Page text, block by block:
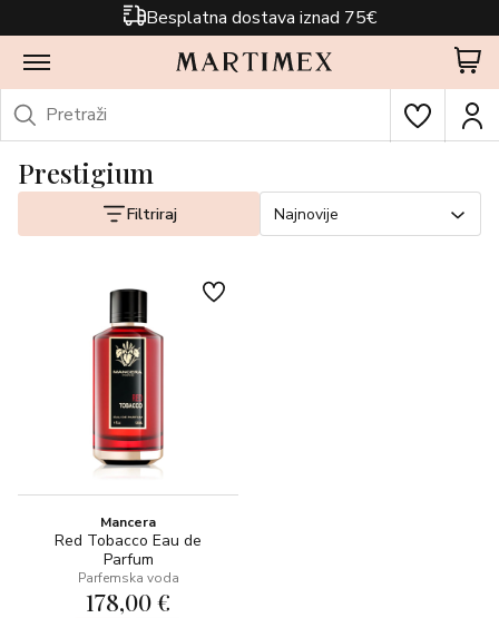
Besplatna dostava iznad 75€
Prestigium
Filtriraj Najnovije
Mancera
Red Tobacco Eau de
Parfum
Parfemska voda
178,00 €